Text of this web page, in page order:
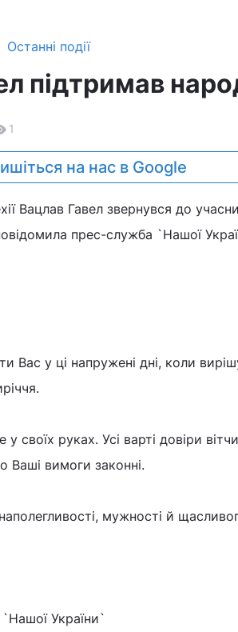
Останні події
підтримав
1
на нас в Google
Вацлав Гавел звернувся до
прес-служба `Нашої
Вас у ці напружені дні, коли
своїх руках. Усі варті довіри
вимоги законні.
мужності й
України`